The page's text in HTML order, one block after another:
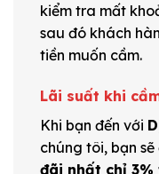
kiểm tra mất
sau đó khách
tiền muốn cầm.
Lãi suất khi
Khi bạn đến với
chúng tôi, bạn
đãi nhất chỉ 3%